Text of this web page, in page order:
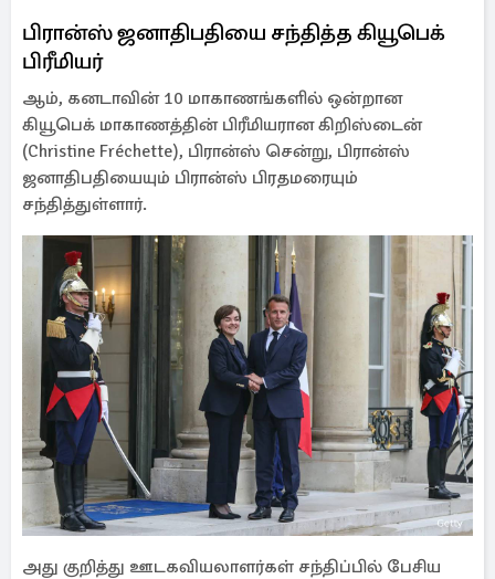
பிரான்ஸ் ஜனாதிபதியை சந்தித்த கியூபெக்
பிரீமியர்
ஆம், கனடாவின் 10 மாகாணங்களில் ஒன்றான
கியூபெக் மாகாணத்தின் பிரீமியரான கிறிஸ்டைன்
(Christine Fréchette), பிரான்ஸ் சென்று, பிரான்ஸ்
ஜனாதிபதியையும் பிரான்ஸ் பிரதமரையும்
சந்தித்துள்ளார்.
அது குறித்து ஊடகவியலாளர்கள் சந்திப்பில் பேசிய